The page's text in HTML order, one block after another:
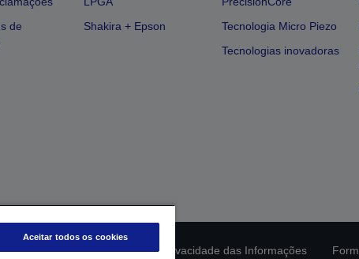
de
Shakira + Epson
Tecnologia Micro Piezo
Tecnologias inovadoras
do produto Declaração de Privacidade das Informações
Aceitar todos os cookies